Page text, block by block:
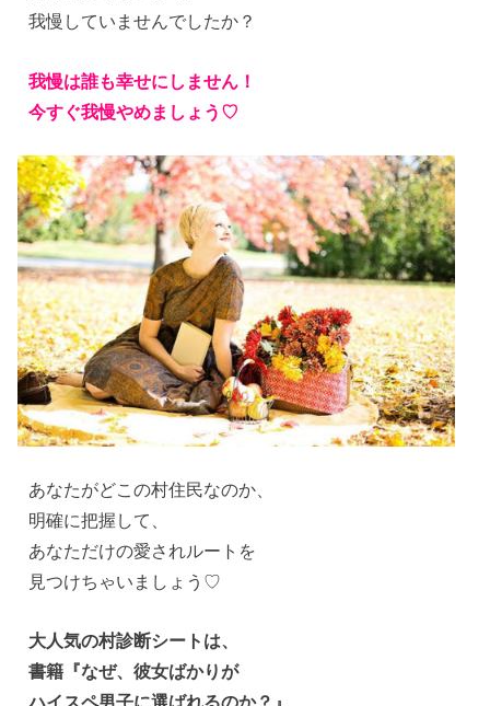
我慢していませんでしたか？
我慢は誰も幸せにしません！
今すぐ我慢やめましょう♡
あなたがどこの村住民なのか、
明確に把握して、
あなただけの愛されルートを
見つけちゃいましょう♡
大人気の村診断シートは、
書籍『なぜ、彼女ばかりが